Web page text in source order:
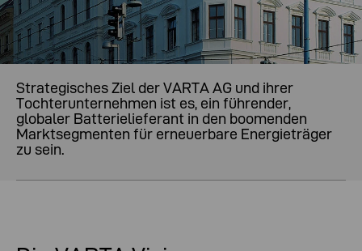
Strategisches Ziel der VARTA AG und ihrer
Tochterunternehmen ist es, ein führender,
globaler Batterielieferant in den boomenden
Marktsegmenten für erneuerbare Energieträger
zu sein.